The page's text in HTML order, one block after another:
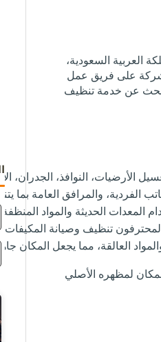
العربية السعودية،
على فريق عمل
عن خدمة تنظيف
الأرضيات، النوافذ،
والمرافق العامة بما
الحديثة والمواد
تنظيف وصيانة المكيفات
العالقة، مما يجعل المكان
لمظهره الأصلي